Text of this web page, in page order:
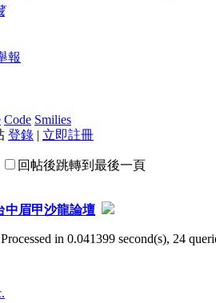
報
Code Smilies
登錄 | 立即註冊
回帖後跳轉到最後一頁
中眉甲沙龍論壇
in 0.041399 second(s), 24